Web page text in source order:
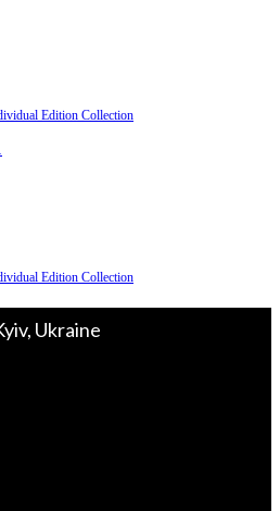
Edition Collection
Edition Collection
Ukraine